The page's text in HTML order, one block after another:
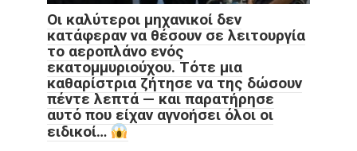
Οι καλύτεροι μηχανικοί δεν
κατάφεραν να θέσουν σε λειτουργία
το αεροπλάνο ενός
εκατομμυριούχου. Τότε μια
καθαρίστρια ζήτησε να της δώσουν
πέντε λεπτά — και παρατήρησε
αυτό που είχαν αγνοήσει όλοι οι
ειδικοί…